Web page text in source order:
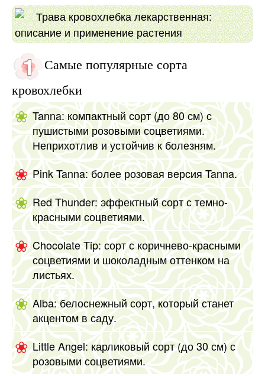
Самые популярные сорта
кровохлебки
Tanna: компактный сорт (до 80 см) с
пушистыми розовыми соцветиями.
Неприхотлив и устойчив к болезням.
Pink Tanna: более розовая версия Tanna.
Red Thunder: эффектный сорт с темно-
красными соцветиями.
Chocolate Tip: сорт с коричнево-красными
соцветиями и шоколадным оттенком на
листьях.
Alba: белоснежный сорт, который станет
акцентом в саду.
Little Angel: карликовый сорт (до 30 см) с
розовыми соцветиями.